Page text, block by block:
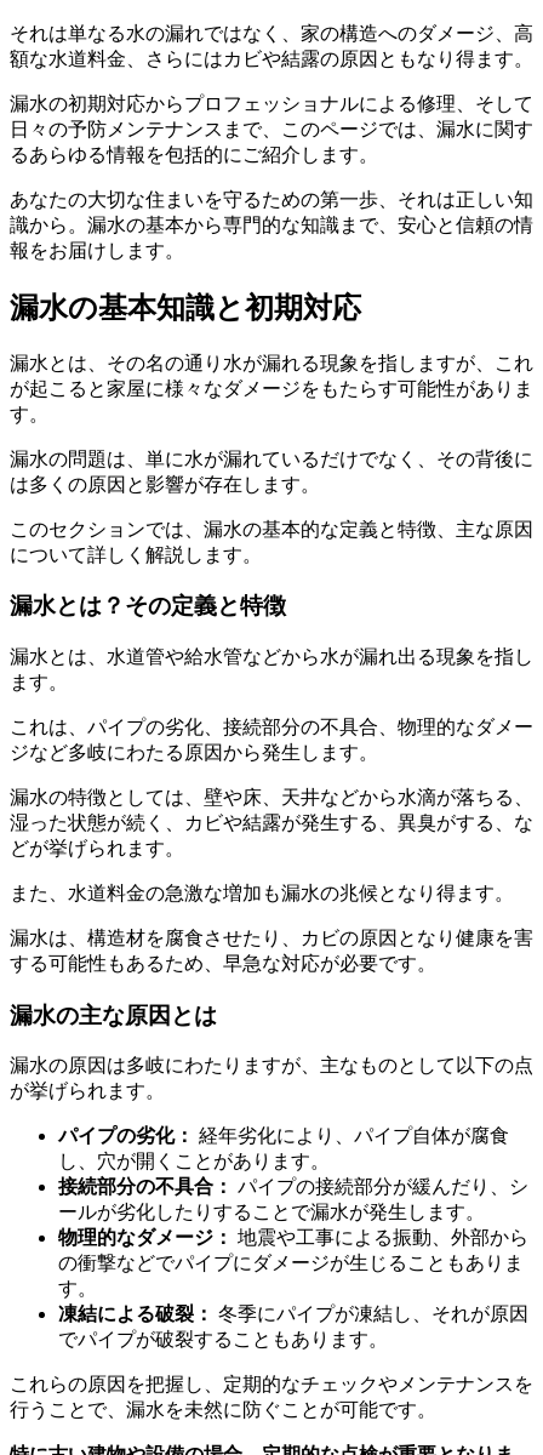
それは単なる水の漏れではなく、家の構造へのダメージ、高
額な水道料金、さらにはカビや結露の原因ともなり得ます。
漏水の初期対応からプロフェッショナルによる修理、そして
日々の予防メンテナンスまで、このページでは、漏水に関す
るあらゆる情報を包括的にご紹介します。
あなたの大切な住まいを守るための第一歩、それは正しい知
識から。漏水の基本から専門的な知識まで、安心と信頼の情
報をお届けします。
漏水の基本知識と初期対応
漏水とは、その名の通り水が漏れる現象を指しますが、これ
が起こると家屋に様々なダメージをもたらす可能性がありま
す。
漏水の問題は、単に水が漏れているだけでなく、その背後に
は多くの原因と影響が存在します。
このセクションでは、漏水の基本的な定義と特徴、主な原因
について詳しく解説します。
漏水とは？その定義と特徴
漏水とは、水道管や給水管などから水が漏れ出る現象を指し
ます。
これは、パイプの劣化、接続部分の不具合、物理的なダメー
ジなど多岐にわたる原因から発生します。
漏水の特徴としては、壁や床、天井などから水滴が落ちる、
湿った状態が続く、カビや結露が発生する、異臭がする、な
どが挙げられます。
また、水道料金の急激な増加も漏水の兆候となり得ます。
漏水は、構造材を腐食させたり、カビの原因となり健康を害
する可能性もあるため、早急な対応が必要です。
漏水の主な原因とは
漏水の原因は多岐にわたりますが、主なものとして以下の点
が挙げられます。
パイプの劣化： 経年劣化により、パイプ自体が腐食
し、穴が開くことがあります。
接続部分の不具合： パイプの接続部分が緩んだり、シ
ールが劣化したりすることで漏水が発生します。
物理的なダメージ： 地震や工事による振動、外部から
の衝撃などでパイプにダメージが生じることもありま
す。
凍結による破裂： 冬季にパイプが凍結し、それが原因
でパイプが破裂することもあります。
これらの原因を把握し、定期的なチェックやメンテナンスを
行うことで、漏水を未然に防ぐことが可能です。